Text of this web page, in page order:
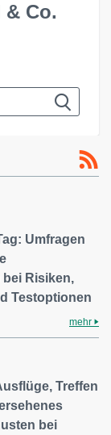
Co.
Umfragen
Risiken,
Testoptionen
mehr
Treffen
bei